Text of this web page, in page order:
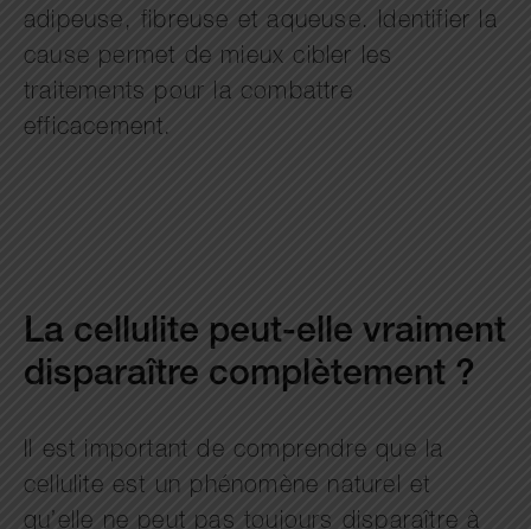
adipeuse, fibreuse et aqueuse. Identifier la
cause permet de mieux cibler les
traitements pour la combattre
efficacement.
La cellulite peut-elle vraiment
disparaître complètement ?
Il est important de comprendre que la
cellulite est un phénomène naturel et
qu’elle ne peut pas toujours disparaître à